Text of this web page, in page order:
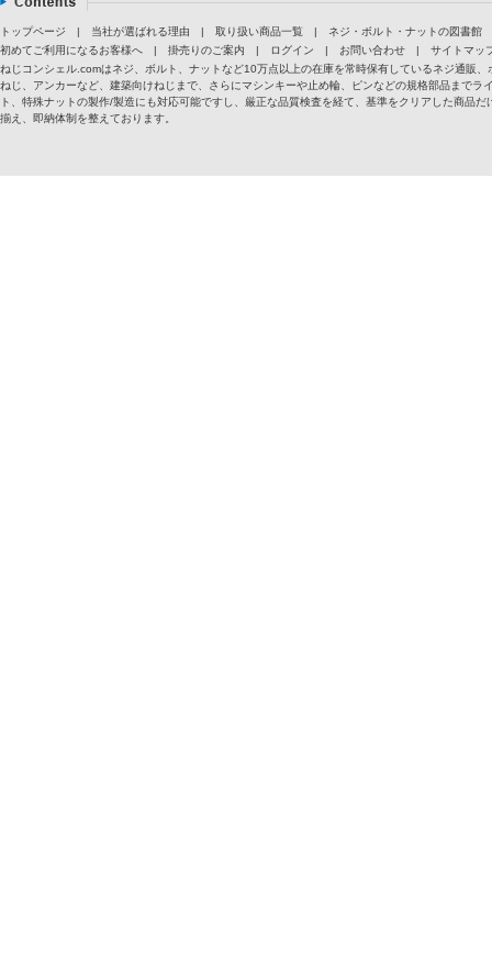
トップページ | 当社が選ばれる理由 | 取り扱い商品一覧 |
ネジ・ボルト・ナットの図書館
初めてご利用になるお客様へ
| 掛売りのご案内 | ログイン | お問い合わせ |
サイトマッ
ねじコンシェル.comはネジ、ボルト、ナットなど10万点以上の在庫を常時保有しているネジ通販
ねじ、アンカーなど、建築向けねじまで、さらにマシンキーや止め輪、ピンなどの規格部品まで
ト、特殊ナットの製作/製造にも対応可能ですし、厳正な品質検査を経て、基準をクリアした商品
揃え、即納体制を整えております。